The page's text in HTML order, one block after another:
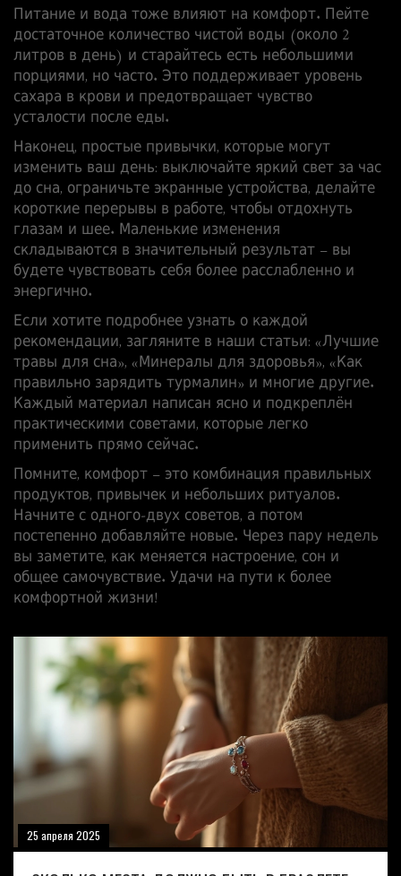
Питание и вода тоже влияют на комфорт. Пейте
достаточное количество чистой воды (около 2
литров в день) и старайтесь есть небольшими
порциями, но часто. Это поддерживает уровень
сахара в крови и предотвращает чувство
усталости после еды.
Наконец, простые привычки, которые могут
изменить ваш день: выключайте яркий свет за час
до сна, ограничьте экранные устройства, делайте
короткие перерывы в работе, чтобы отдохнуть
глазам и шее. Маленькие изменения
складываются в значительный результат – вы
будете чувствовать себя более расслабленно и
энергично.
Если хотите подробнее узнать о каждой
рекомендации, загляните в наши статьи: «Лучшие
травы для сна», «Минералы для здоровья», «Как
правильно зарядить турмалин» и многие другие.
Каждый материал написан ясно и подкреплён
практическими советами, которые легко
применить прямо сейчас.
Помните, комфорт – это комбинация правильных
продуктов, привычек и небольших ритуалов.
Начните с одного‑двух советов, а потом
постепенно добавляйте новые. Через пару недель
вы заметите, как меняется настроение, сон и
общее самочувствие. Удачи на пути к более
комфортной жизни!
25 апреля 2025